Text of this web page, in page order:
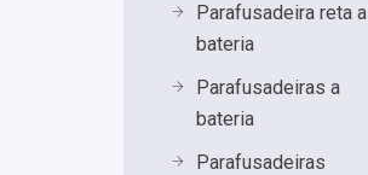
Parafusadeira reta a
bateria
Parafusadeiras a
bateria
Parafusadeiras